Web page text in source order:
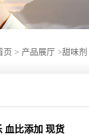
页 > 产品展厅 >甜味剂
血比添加 现货